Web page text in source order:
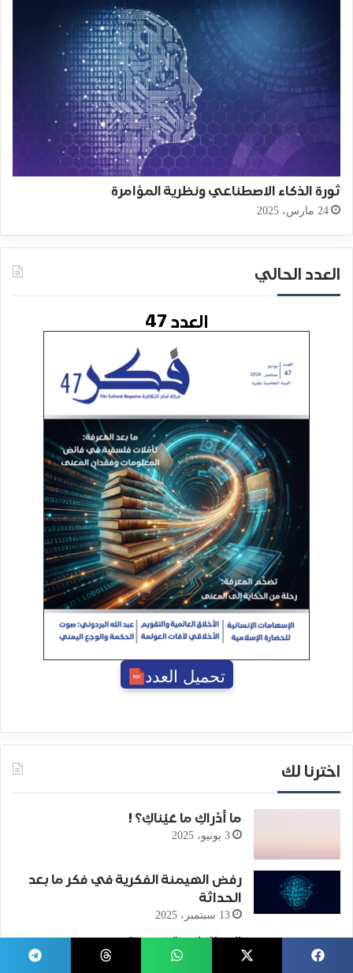
ثورة الذكاء الاصطناعي ونظرية المؤامرة
24 مارس، 2025
العدد الحالي
العدد 47
تحميل العدد
اخترنا لك
ما أَدْراكِ ما عَيْناكِ؟ !
3 يونيو، 2025
رفض الهيمنة الفكرية في فكر ما بعد
الحداثة
13 سبتمبر، 2025
القطار (قصة قصيرة)